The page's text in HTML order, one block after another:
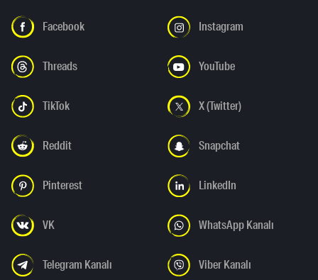
Facebook Instagram
Threads YouTube
TikTok X (Twitter)
Reddit Snapchat
Pinterest LinkedIn
VK WhatsApp Kanalı
Telegram Kanalı Viber Kanalı